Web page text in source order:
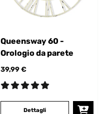
Queensway 60 -
Orologio da parete
39,99 €
Dettagli